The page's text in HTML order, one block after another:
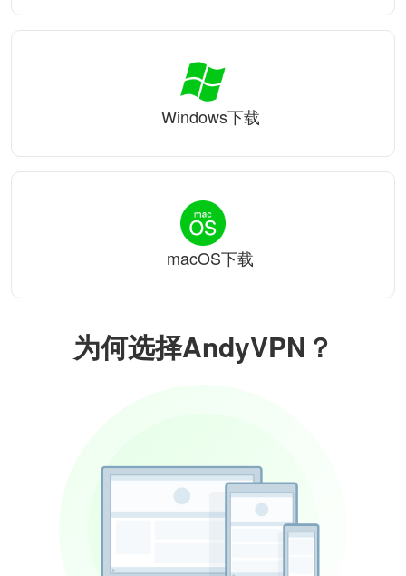
为何选择AndyVPN？
Windows下载
macOS下载